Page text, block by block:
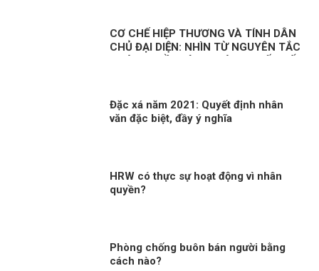
CƠ CHẾ HIỆP THƯƠNG VÀ TÍNH DÂN
CHỦ ĐẠI DIỆN: NHÌN TỪ NGUYÊN TẮC
Đặc xá năm 2021: Quyết định nhân
văn đặc biệt, đầy ý nghĩa
HRW có thực sự hoạt động vì nhân
quyền?
Phòng chống buôn bán người bằng
cách nào?